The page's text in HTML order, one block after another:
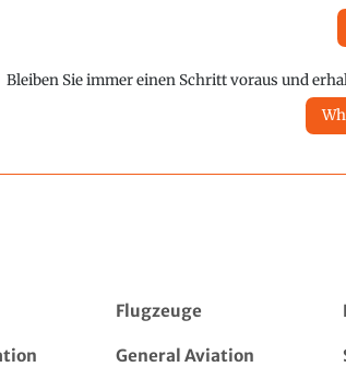
Bleiben Sie immer einen Schritt voraus und
Flugzeuge
General Aviation